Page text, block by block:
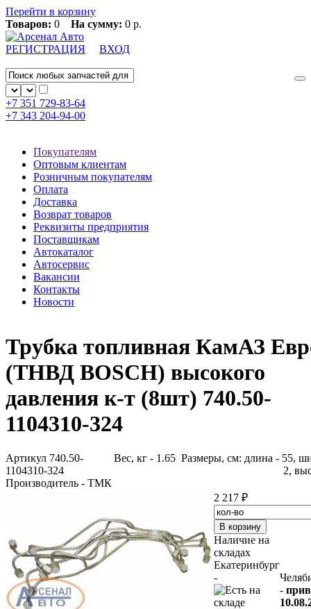
Перейти в корзину
Товаров: 0 На сумму: 0 р.
РЕГИСТРАЦИЯ ВХОД
+7 351 729-83-64
+7 343 204-94-00
Покупателям
Оптовым клиентам
Розничным покупателям
Оплата
Доставка
Возврат товаров
Реквизиты предприятия
Поставщикам
Автокаталог
Автосервис
Вакансии
Контакты
Новости
Трубка топливная КамАЗ
(ТНВД BOSCH) высокого
давления к-т (8шт) 740.50-
1104310-324
Артикул 740.50-
1104310-324
Производитель - ТМК
Вес, кг - 1.65 Размеры, см: длина - 55,
2,
2 217 ₽
Наличие на
складах
Екатеринбург
-
-